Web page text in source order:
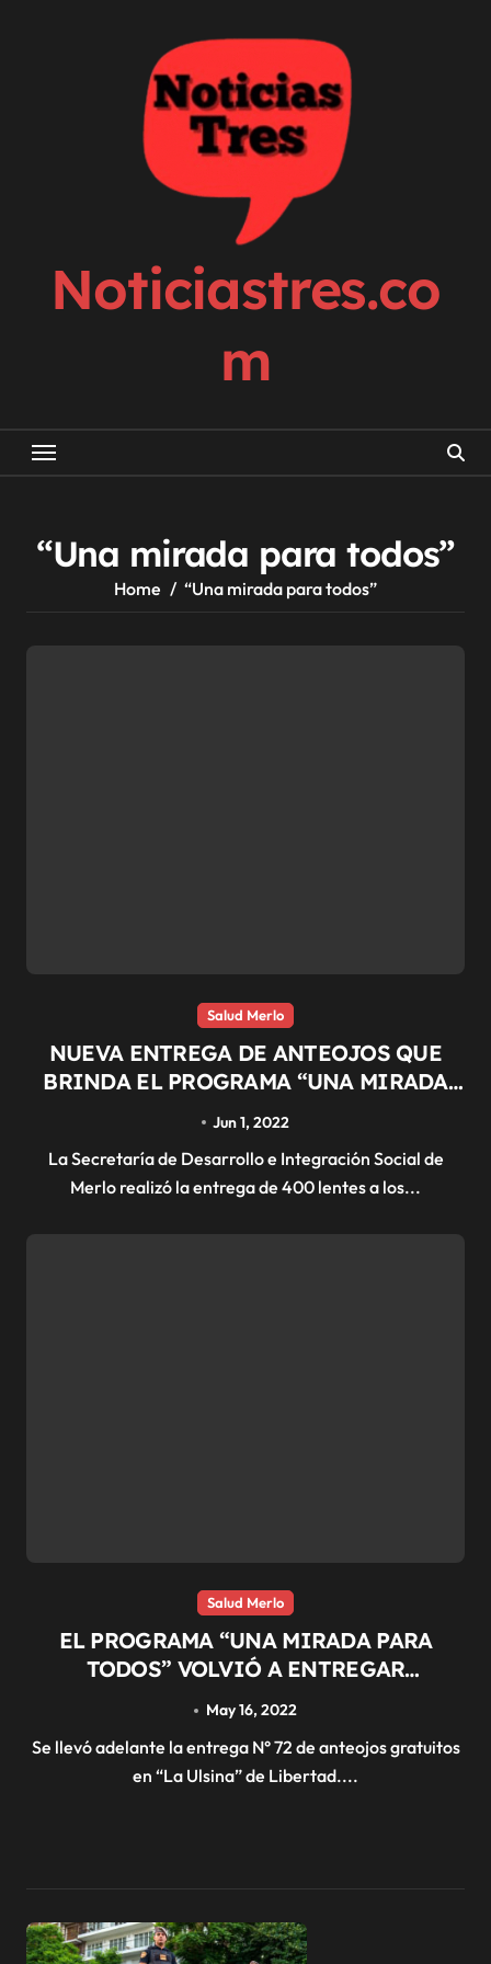
Noticiastres.co
m
“Una mirada para todos”
Home “Una mirada para todos”
Salud Merlo
NUEVA ENTREGA DE ANTEOJOS QUE
BRINDA EL PROGRAMA “UNA MIRADA
Jun 1, 2022
La Secretaría de Desarrollo e Integración Social de
Merlo realizó la entrega de 400 lentes a los...
Salud Merlo
EL PROGRAMA “UNA MIRADA PARA
TODOS” VOLVIÓ A ENTREGAR
ANTEOJOS GRATUITOS
May 16, 2022
Se llevó adelante la entrega N° 72 de anteojos gratuitos
en “La Ulsina” de Libertad....